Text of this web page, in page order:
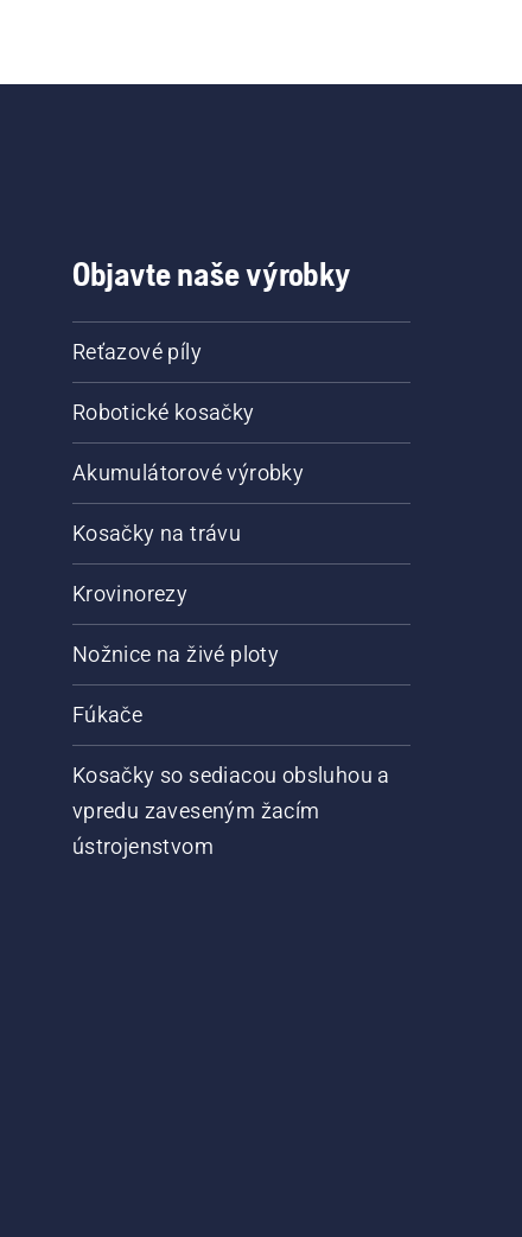
Objavte naše výrobky
Reťazové píly
Robotické kosačky
Akumulátorové výrobky
Kosačky na trávu
Krovinorezy
Nožnice na živé ploty
Fúkače
Kosačky so sediacou obsluhou a
vpredu zaveseným žacím
ústrojenstvom